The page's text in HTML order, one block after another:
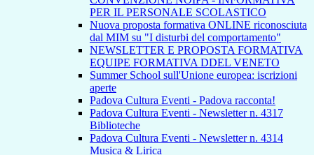
PER IL PERSONALE SCOLASTICO
Nuova proposta formativa ONLINE riconosciuta
dal MIM su "I disturbi del comportamento"
NEWSLETTER E PROPOSTA FORMATIVA
EQUIPE FORMATIVA DDEL VENETO
Summer School sull'Unione europea: iscrizioni
aperte
Padova Cultura Eventi - Padova racconta!
Padova Cultura Eventi - Newsletter n. 4317
Biblioteche
Padova Cultura Eventi - Newsletter n. 4314
Musica & Lirica